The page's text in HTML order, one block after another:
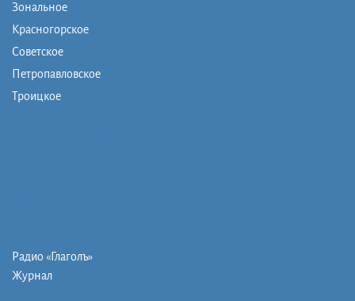
Зональное
Красногорское
Советское
Петропавловское
Троицкое
Радио «Глаголъ»
Журнал